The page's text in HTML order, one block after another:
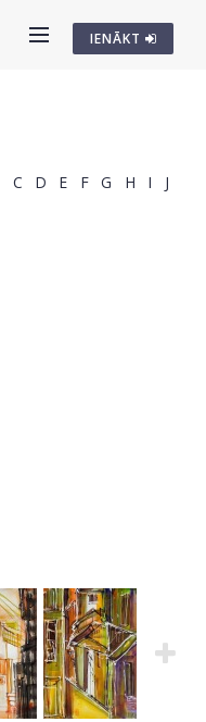
IENĀKT
C D E F G H I
J